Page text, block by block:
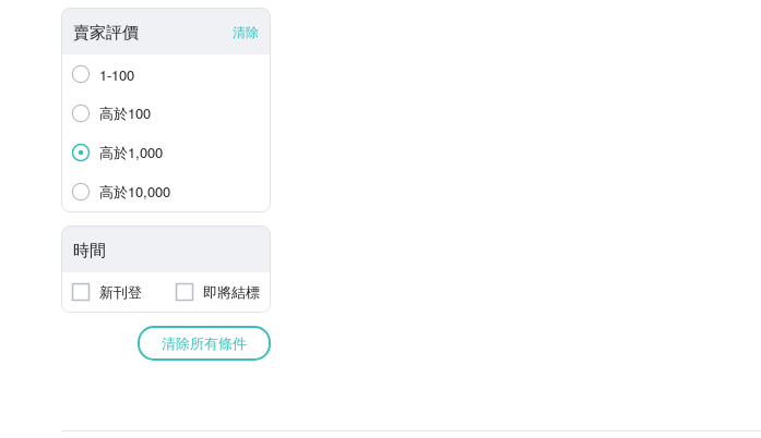
賣家評價 清除
1-100
高於100
高於1,000
高於10,000
時間
新刊登 即將結標
清除所有條件